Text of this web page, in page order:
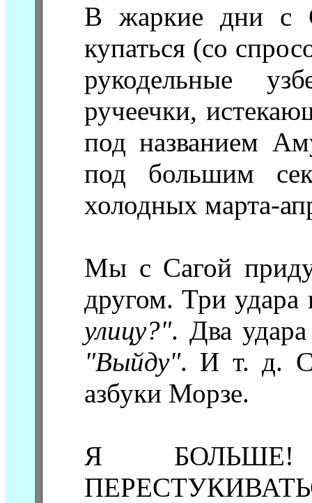
В жаркие дни с
купаться (со
рукодельные
ручеечки,
под названием
под большим
холодных марта-
Мы с Сагой
другом. Три
улицу?". Два
"Выйду". И т. д.
азбуки Морзе.
Я